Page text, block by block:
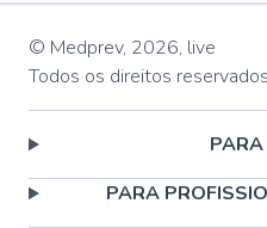
© Medprev, 2026, live
Todos os direitos reservados
PARA